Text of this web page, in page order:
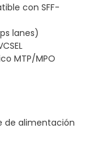
con SFF-
lanes)
MTP/MPO
de alimentación